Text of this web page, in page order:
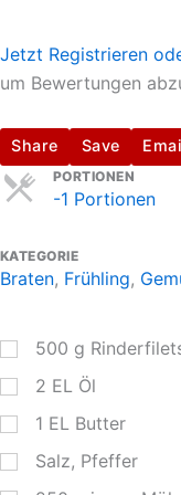
Jetzt Registrieren
um Bewertungen
Share Save
PORTIONEN
-1 Portionen
KATEGORIE
Braten, Frühling,
500 g
2 EL Öl
1 EL Butter
Salz, Pfeffer